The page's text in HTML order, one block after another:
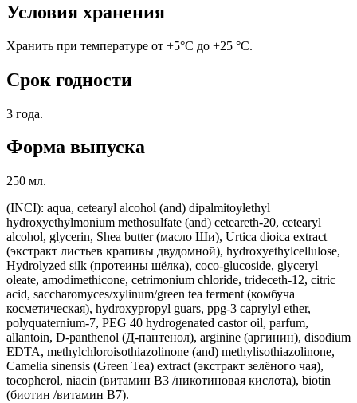
Условия хранения
Хранить при температуре от +5°С до +25 °С.
Срок годности
3 года.
Форма выпуска
250 мл.
(INCI): aqua, cetearyl alcohol (and) dipalmitoylethyl
hydroxyethylmonium methosulfate (and) ceteareth-20, cetearyl
alcohol, glycerin, Shea butter (масло Ши), Urtica dioica extract
(экстракт листьев крапивы двудомной), hydroxyethylcellulose,
Hydrolyzed silk (протеины шёлка), coco-glucoside, glyceryl
oleate, amodimethicone, cetrimonium chloride, trideceth-12, citric
acid, saccharomyces/xylinum/green tea ferment (комбуча
косметическая), hydroxypropyl guars, ppg-3 caprylyl ether,
polyquaternium-7, PEG 40 hydrogenated castor oil, parfum,
allantoin, D-panthenol (Д-пантенол), arginine (аргинин), disodium
EDTA, methylchloroisothiazolinone (and) methylisothiazolinone,
Camelia sinensis (Green Tea) extract (экстракт зелёного чая),
tocopherol, niacin (витамин В3 /никотиновая кислота), biotin
(биотин /витамин В7).